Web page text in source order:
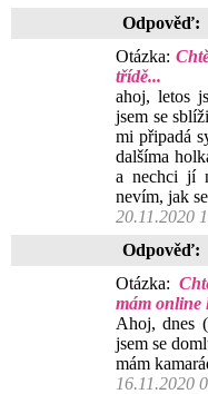
Odpověď:
Otázka:
třídě...
ahoj, letos
jsem se
mi připadá
dalšíma
a nechci jí
nevím, jak
20.11.2020
Odpověď:
Otázka:
mám online
Ahoj, dnes
jsem se
mám
16.11.2020